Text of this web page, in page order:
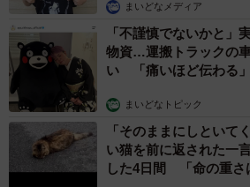
まいどなメディア
「不謹慎でないかと」
物資…運搬トラックの
い 「痛いほど伝わる」
まいどなトピック
「そのままにしといて
い猫を前に返された
した4日間 「命の重さ